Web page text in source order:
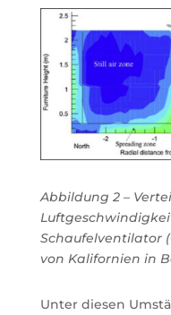
Abbildung 2 –
Schaufelventilator
von Kalifornien in
Unter diesen